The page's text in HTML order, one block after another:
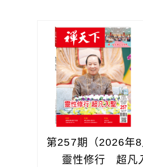
第257期（2026年8
靈性修行 超凡